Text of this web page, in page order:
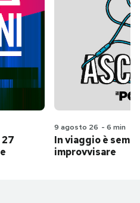
9 agosto 26 - 6 min
In viaggio è
improvvisare